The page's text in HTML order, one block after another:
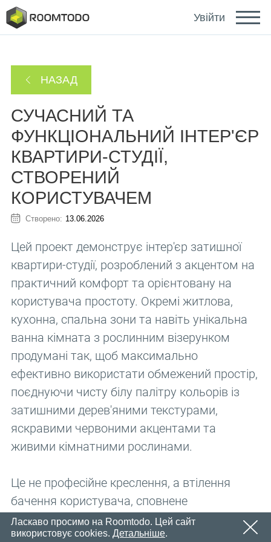
Зайти за допомогою
або
Email
OK
Дякуємо за реєстрацію
Незабаром ми надішлемо електронний лист із
посиланням для підтвердження.
Будь ласка, перейдіть за посиланням у електронному
листі, щоб активувати свій обліковий запис
OK
Посилання для відновлення пароля надіслано
на ваш email.
OK
Увійти
НАЗАД
СУЧАСНИЙ ТА
ФУНКЦІОНАЛЬНИЙ ІНТЕР'ЄР
КВАРТИРИ-СТУДІЇ,
СТВОРЕНИЙ
КОРИСТУВАЧЕМ
Створено: 13.06.2026
Цей проект демонструє інтер'єр затишної
квартири-студії, розроблений з акцентом на
практичний комфорт та орієнтовану на
користувача простоту. Окремі житлова,
кухонна, спальна зони та навіть унікальна
ванна кімната з рослинним візерунком
продумані так, щоб максимально
ефективно використати обмежений простір,
поєднуючи чисту білу палітру кольорів із
затишними дерев'яними текстурами,
яскравими червоними акцентами та
живими кімнатними рослинами.
Це не професійне креслення, а втілення
бачення користувача, сповнене
індивідуального характеру та практичних
дизайнерських рішень для повсякденної
Ласкаво просимо на Roomtodo. Цей сайт
використовує cookies. Детальніше.